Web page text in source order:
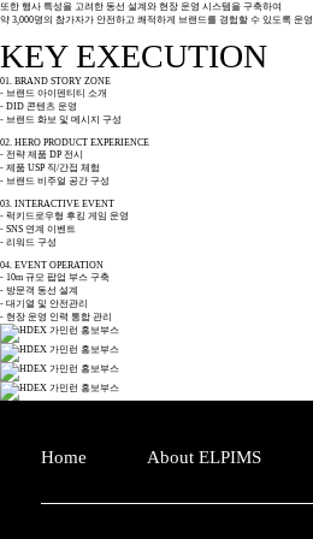
또한 행사 특성을 고려한 동선 설계와 현장 운영 시스템을 구축하여
약 3,000명의 참가자가 안전하고 쾌적하게 브랜드를 경험할 수 있도록 운
KEY EXECUTION
01. BRAND STORY ZONE
- 브랜드 아이덴티티 소개
- DID 콘텐츠 운영
- 브랜드 화보 및 메시지 구성
02. HERO PRODUCT EXPERIENCE
- 전략 제품 DP 전시
- 제품 USP 직/간접 체험
- 브랜드 비주얼 공간 구성
03. INTERACTIVE EVENT
- 럭키드로우형 후킹 게임 운영
- SNS 연계 이벤트
- 리워드 구성
04. EVENT OPERATION
- 10m 규모 팝업 부스 구축
- 방문객 동선 설계
- 대기열 및 안전관리
- 현장 운영 인력 통합 관리
Home About ELPIMS